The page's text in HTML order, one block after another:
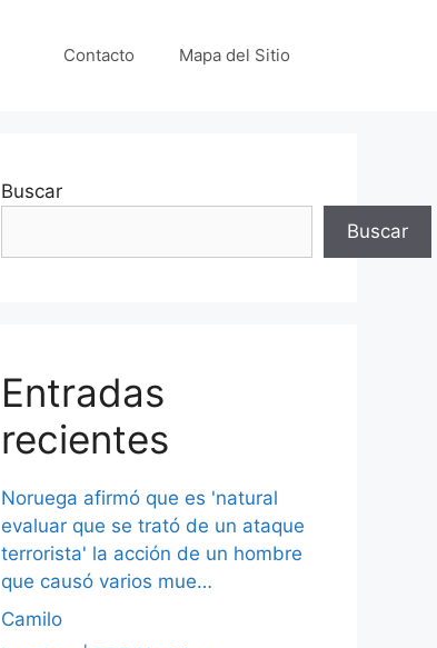
Contacto Mapa del Sitio
Buscar
Buscar
Entradas
recientes
Noruega afirmó que es 'natural
evaluar que se trató de un ataque
terrorista' la acción de un hombre
que causó varios mue…
Camilo